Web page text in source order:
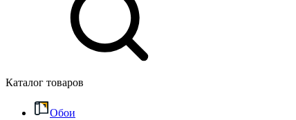
Каталог товаров
Обои